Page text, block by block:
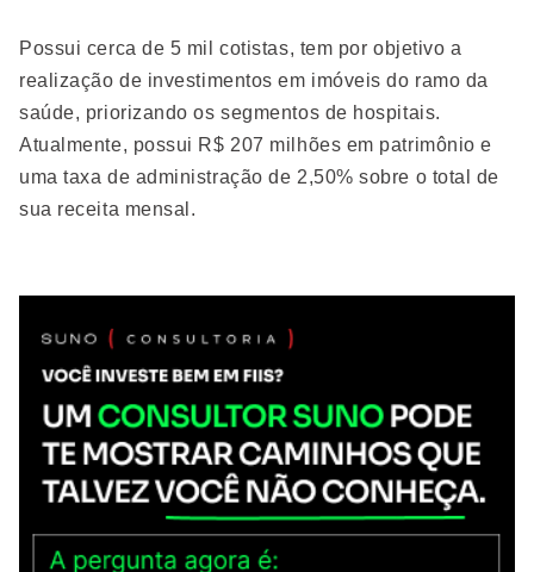
Possui cerca de 5 mil cotistas, tem por objetivo a
realização de investimentos em imóveis do ramo da
saúde, priorizando os segmentos de hospitais.
Atualmente, possui R$ 207 milhões em patrimônio e
uma taxa de administração de 2,50% sobre o total de
sua receita mensal.